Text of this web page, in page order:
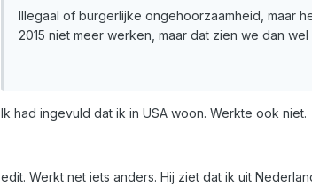
Illegaal of burgerlijke ongehoorzaamheid, maar
2015 niet meer werken, maar dat zien we dan wel
Ik had ingevuld dat ik in USA woon. Werkte ook niet.
edit. Werkt net iets anders. Hij ziet dat ik uit